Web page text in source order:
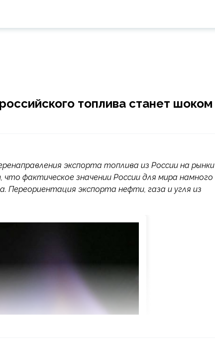
топлива станет шоком
экспорта топлива из России на рынки
фактическое значении России для мира намного
Переориентация экспорта нефти, газа и угля из